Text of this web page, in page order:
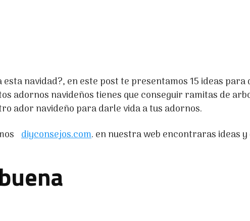
navidad?, en este post te presentamos 15 ideas
adornos navideños tienes que conseguir ramitas de
ador navideño para darle vida a tus adornos.
diyconsejos.com. en nuestra web encontraras ideas